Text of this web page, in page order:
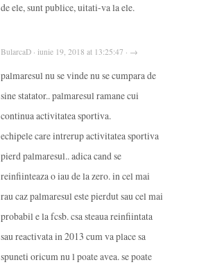
de ele, sunt publice, uitati-va la ele.
BularcaD · iunie 19, 2018 at 13:25:47 · →
palmaresul nu se vinde nu se cumpara de
sine statator.. palmaresul ramane cui
continua activitatea sportiva.
echipele care intrerup activitatea sportiva
pierd palmaresul.. adica cand se
reinfiinteaza o iau de la zero. in cel mai
rau caz palmaresul este pierdut sau cel mai
probabil e la fcsb. csa steaua reinfiintata
sau reactivata in 2013 cum va place sa
spuneti oricum nu l poate avea. se poate